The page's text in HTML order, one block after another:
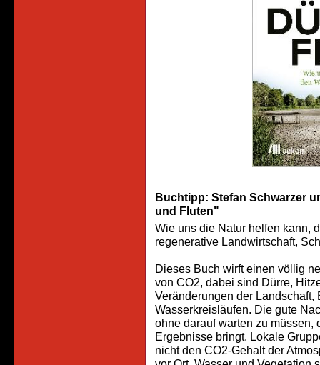
Buchtipp: Stefan Schwarzer
und Fluten"
Wie uns die Natur helfen kann,
regenerative Landwirtschaft,
Dieses Buch wirft einen völlig
von CO2, dabei sind Dürre,
Veränderungen der
Wasserkreisläufen. Die gute
ohne darauf warten zu
Ergebnisse bringt. Lokale
nicht den CO2-Gehalt der